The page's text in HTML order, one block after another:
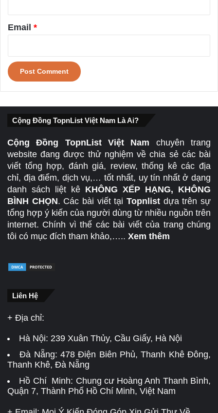
Email *
Cộng Đồng TopnList Việt Nam Là Ai?
Cộng Đồng TopnList Việt Nam chuyên trang
website đang được thử nghiệm về chia sẻ các bài
viết tổng hợp, đánh giá, review, thống kê các địa
chỉ, địa điểm, dịch vụ,… tốt nhất, uy tín nhất ở dạng
danh sách liệt kê KHÔNG XẾP HẠNG, KHÔNG
BÌNH CHỌN. Các bài viết tạiTopnlist dựa trên sự
tổng hợp ý kiến của người dùng từ nhiều nguồn trên
internet. Chính vì thế các bài viết của trang chúng
tôi có mục đích tham khảo,….. Xem thêm
Liên Hệ
+ Địa chỉ:
Hà Nội: 239 Xuân Thủy, Cầu Giấy, Hà Nội
Đà Nẵng:478 Điện Biên Phủ, Thanh Khê Đông,
Thanh Khê, Đà Nẵng
Hồ Chí Minh: Chung cư Hoàng Anh Thanh Bình,
Quận 7, Thành Phố Hồ Chí Minh, Việt Nam